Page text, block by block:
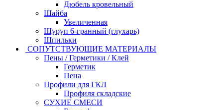
Дюбель кровельный
Шайба
Увеличенная
Шуруп 6-гранный (глухарь)
Шпильки
СОПУТСТВУЮЩИЕ МАТЕРИАЛЫ
Пены / Герметики / Клей
Герметик
Пена
Профили для ГКЛ
Профиля складские
СУХИЕ СМЕСИ